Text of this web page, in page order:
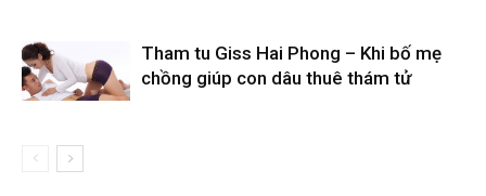
Tham tu Giss Hai Phong – Khi bố mẹ
chồng giúp con dâu thuê thám tử